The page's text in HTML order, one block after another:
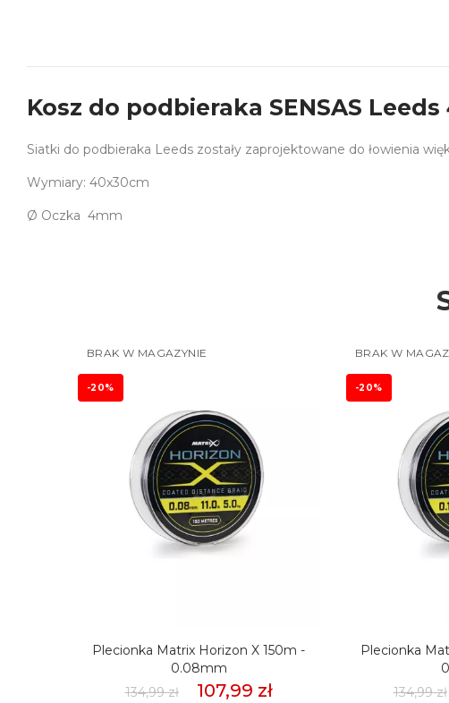
Kosz do podbieraka SENSAS
Siatki do podbieraka Leeds zostały zaprojektowane do łowienia
Wymiary: 40x30cm
Ø Oczka 4mm
BRAK W MAGAZYNIE
-20%
Plecionka Matrix Horizon X 150m -
0.08mm
134,99 zł
107,99 zł
BRAK W
-20%
Plecionka
134,99 zł